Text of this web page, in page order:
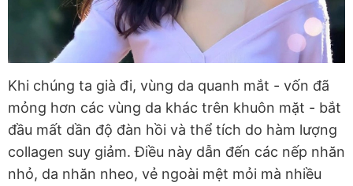
Khi chúng ta già đi, vùng da quanh mắt - vốn đã
mỏng hơn các vùng da khác trên khuôn mặt - bắt
đầu mất dần độ đàn hồi và thể tích do hàm lượng
collagen suy giảm. Điều này dẫn đến các nếp nhăn
nhỏ, da nhăn nheo, vẻ ngoài mệt mỏi mà nhiều